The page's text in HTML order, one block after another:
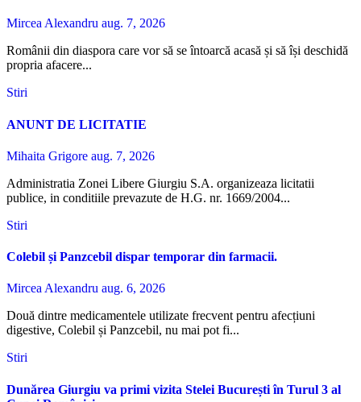
Mircea Alexandru aug. 7, 2026
Românii din diaspora care vor să se întoarcă acasă și să își deschidă
propria afacere...
Stiri
ANUNT DE LICITATIE
Mihaita Grigore aug. 7, 2026
Administratia Zonei Libere Giurgiu S.A. organizeaza licitatii
publice, in conditiile prevazute de H.G. nr. 1669/2004...
Stiri
Colebil și Panzcebil dispar temporar din farmacii.
Mircea Alexandru aug. 6, 2026
Două dintre medicamentele utilizate frecvent pentru afecțiuni
digestive, Colebil și Panzcebil, nu mai pot fi...
Stiri
Dunărea Giurgiu va primi vizita Stelei București în Turul 3 al